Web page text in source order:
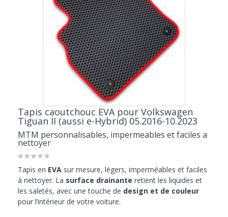
Tapis caoutchouc EVA pour Volkswagen
Tiguan II (aussi e-Hybrid) 05.2016-10.2023
MTM personnalisables, impermeables et faciles a
nettoyer
Tapis en EVA sur mesure, légers, imperméables et faciles
à nettoyer. La surface drainante retient les liquides et
les saletés, avec une touche de design et de couleur
pour l’intérieur de votre voiture.